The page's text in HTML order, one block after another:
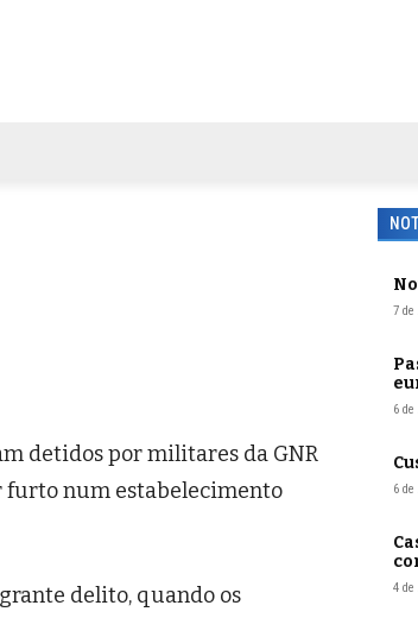
detidos por militares da GNR
furto num estabelecimento
delito, quando os
7 de
6
6
4 de